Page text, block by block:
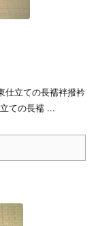
仕立ての長襦袢撥衿
ての長襦 ...